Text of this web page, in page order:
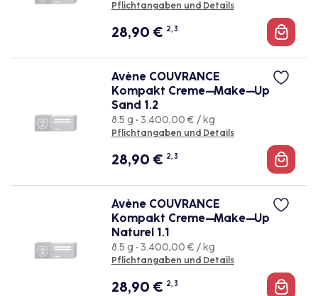
Pflichtangaben und Details
28,90€ 2, 3
Avène COUVRANCE
Kompakt Creme–Make–Up
Sand 1.2
8.5 g • 3.400,00 € / kg
Pflichtangaben und Details
28,90€ 2, 3
Avène COUVRANCE
Kompakt Creme–Make–Up
Naturel 1.1
8.5 g • 3.400,00 € / kg
Pflichtangaben und Details
28,90€ 2, 3